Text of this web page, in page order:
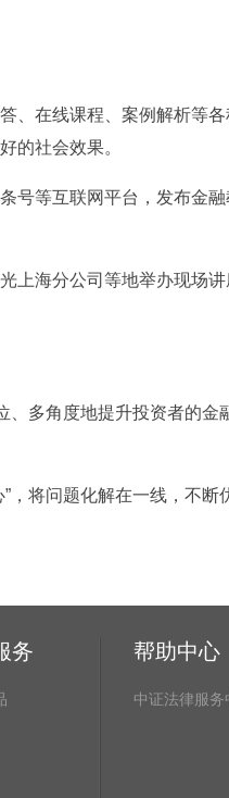
、在线课程、案例解析等
的社会效果。
号等互联网平台，发布金
上海分公司等地举办现场
、多角度地提升投资者的
，将问题化解在一线，不
务 帮助中心
中证法律服务